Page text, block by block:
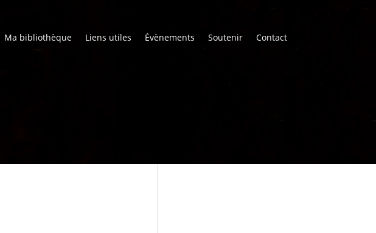
Ma bibliothèque Liens utiles Évènements Soutenir Contact